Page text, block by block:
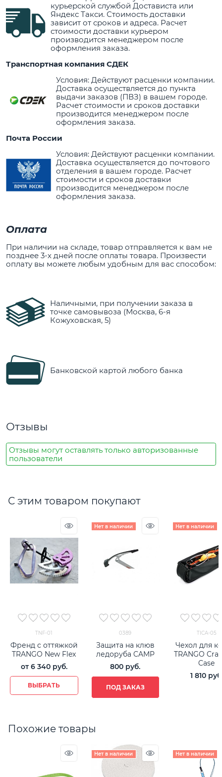
курьерской службой Достависта или
Яндекс Такси. Стоимость доставки
зависит от сроков и адреса. Расчет
стоимости доставки курьером
производится менеджером после
оформления заказа.
Транспортная компания СДЕК
Условия: Действуют расценки компании.
Доставка осуществляется до пункта
выдачи заказов (ПВЗ) в вашем городе.
Расчет стоимости и сроков доставки
производится менеджером после
оформления заказа.
Почта России
Условия: Действуют расценки компании.
Доставка осуществляется до почтового
отделения в вашем городе. Расчет
стоимости и сроков доставки
производится менеджером после
оформления заказа.
Оплата
При наличии на складе, товар отправляется к вам не
позднее 3-х дней после оплаты товара. Произвести
оплату вы можете любым удобным для вас способом:
Наличными, при получении заказа в
точке самовывоза (Москва, 6-я
Кожуховская, 5)
Банковской картой любого банка
Отзывы
Отзывы могут оставлять только авторизованные
пользователи
С этим товаром покупают
TNF-01
Френд с оттяжкой
TRANGO New Flex
от 6 340 руб.
ВЫБРАТЬ
Нет в наличии
0389
Защита на клюв
ледоруба CAMP
800 руб.
ПОД ЗАКАЗ
Нет в наличии
TICA-05
Чехол для
TRANGO
Case
1 810
Похожие товары
Нет в наличии Нет в наличии